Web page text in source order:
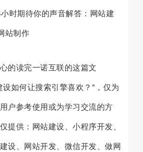
时期待你的声音解答：网站建
站制作
的读完一诺互联的这篇文
如何让搜索引擎喜欢？"，仅为
户参考使用或为学习交流的方
提供：网站建设、小程序开发、
设、网站开发、微信开发、做网